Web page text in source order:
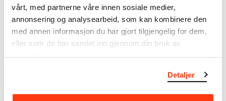
vårt, med partnerne våre innen sosiale medier,
annonsering og analysearbeid, som kan kombinere den
med annen informasjon du har gjort tilgjengelig for dem,
eller som de har samlet inn gjennom din bruk av
tjenestene deres.
Detaljer
Edvard Munch Stories:
Hidden Clues in Munch's art:
Hair
Oppdag hvordan Munch brukte
hår som et skjult symbol i
Edvard Munch Stories: A
Valentine Card
Et lite dykk ned i Munchs
turbulente forhold til Tulla